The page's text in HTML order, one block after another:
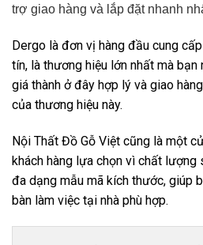
trợ giao hàng và lắp đặt nhanh
Dergo là đơn vị hàng đầu cung
tín, là thương hiệu lớn nhất mà bạn
giá thành ở đây hợp lý và giao
của thương hiệu này.
Nội Thất Đồ Gỗ Việt cũng là một
khách hàng lựa chọn vì chất lượng
đa dạng mẫu mã kích thước, giúp
bàn làm việc tại nhà phù hợp.